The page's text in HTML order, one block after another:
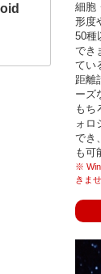
細胞
形度
50種
でき
てい
距離
ーズ
もち
ォロ
でき
も可
※
きま